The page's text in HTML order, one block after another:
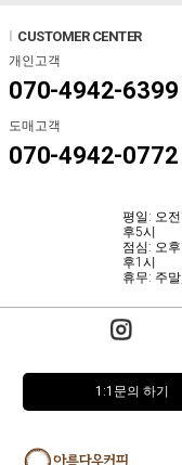
CUSTOMER CENTER
개인고객
070-4942-6399
도매고객
070-4942-0772
평일: 오
후5시
점심: 오
후1시
휴무: 주
1:1문의 하기